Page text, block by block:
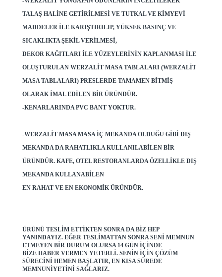
TALAŞ HALINE GETIRILMESI VE TUTKAL VE KIMYEVI
MADDELER ILE KARIŞTIRILIP, YÜKSEK BASINÇ VE
SICAKLIKTA ŞEKIL VERILMESI,
DEKOR KAĞITLARI ILE YÜZEYLERININ KAPLANMASI ILE
OLUŞTURULAN WERZALIT MASA TABLALARI (WERZALIT
MASA TABLALARI) PRESLERDE TAMAMEN BITMIŞ
OLARAK IMAL EDILEN BIR ÜRÜNDÜR.
-KENARLARINDA PVC BANT YOKTUR.
-WERZALIT MASA MASA IÇ MEKANDA OLDUĞU GIBI DIŞ
MEKANDA DA RAHATLIKLA KULLANILABILEN BIR
ÜRÜNDÜR. KAFE, OTEL RESTORANLARDA ÖZELLIKLE DIŞ
MEKANDA KULLANABILEN
EN RAHAT VE EN EKONOMIK ÜRÜNDÜR.
ÜRÜNÜ TESLIM ETTIKTEN SONRA DA BIZ HEP
YANINDAYIZ. EĞER TESLIMATTAN SONRA SENI MEMNUN
ETMEYEN BIR DURUM OLURSA 14 GÜN IÇINDE
BIZE HABER VERMEN YETERLI. SENIN IÇIN ÇÖZÜM
SÜRECINI HEMEN BAŞLATIR, EN KISA SÜREDE
MEMNUNIYETINI SAĞLARIZ.